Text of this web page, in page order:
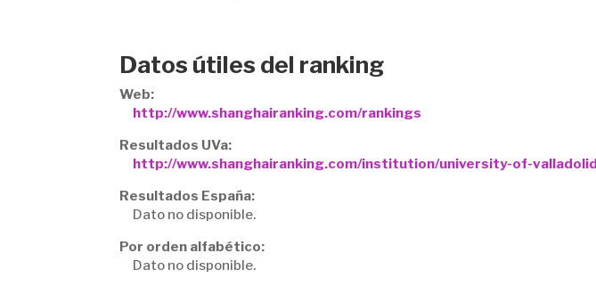
Datos útiles del ranking
Web:
http://www.shanghairanking.com/rankings
Resultados UVa:
http://www.shanghairanking.com/institution/university-of-valladolid
Resultados España:
Dato no disponible.
Por orden alfabético:
Dato no disponible.